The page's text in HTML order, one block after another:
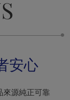
安心
來源純正可靠